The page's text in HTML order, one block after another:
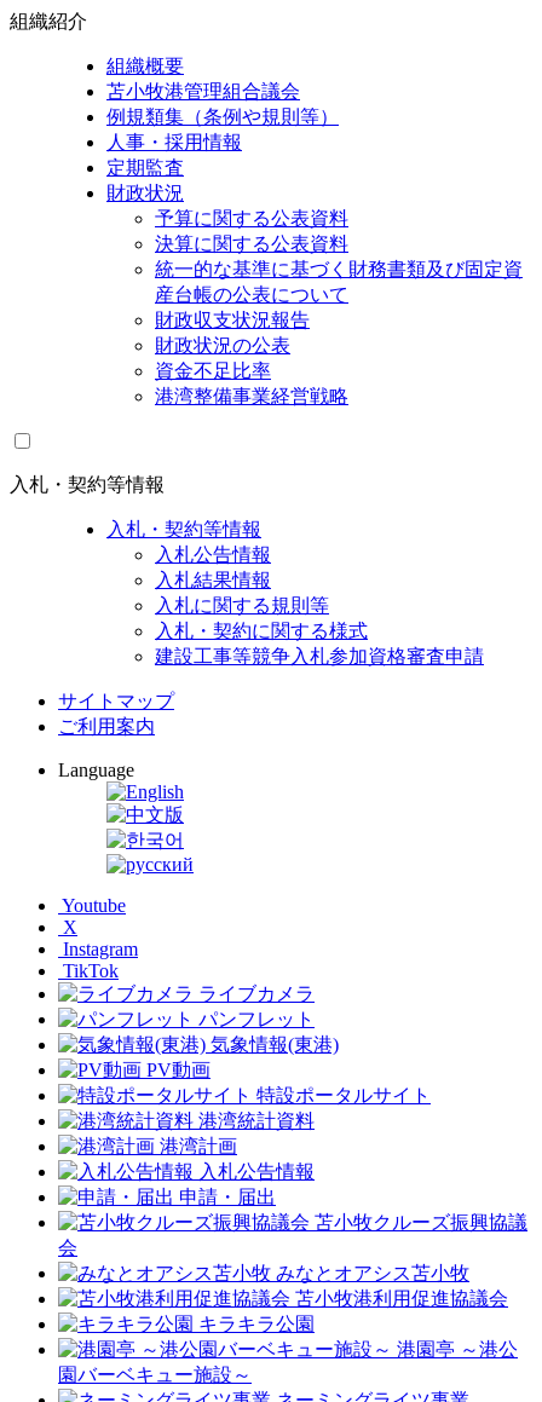
組織紹介
組織概要
苫小牧港管理組合議会
例規類集（条例や規則等）
人事・採用情報
定期監査
財政状況
予算に関する公表資料
決算に関する公表資料
統一的な基準に基づく財務書類及び固定資
産台帳の公表について
財政収支状況報告
財政状況の公表
資金不足比率
港湾整備事業経営戦略
入札・契約等情報
入札・契約等情報
入札公告情報
入札結果情報
入札に関する規則等
入札・契約に関する様式
建設工事等競争入札参加資格審査申請
サイトマップ
ご利用案内
Language
Youtube
X
Instagram
TikTok
ライブカメラ
パンフレット
気象情報(東港)
PV動画
特設ポータルサイト
港湾統計資料
港湾計画
入札公告情報
申請・届出
苫小牧クルーズ振興協議
会
みなとオアシス苫小牧
苫小牧港利用促進協議会
キラキラ公園
港園亭 ～港公
園バーベキュー施設～